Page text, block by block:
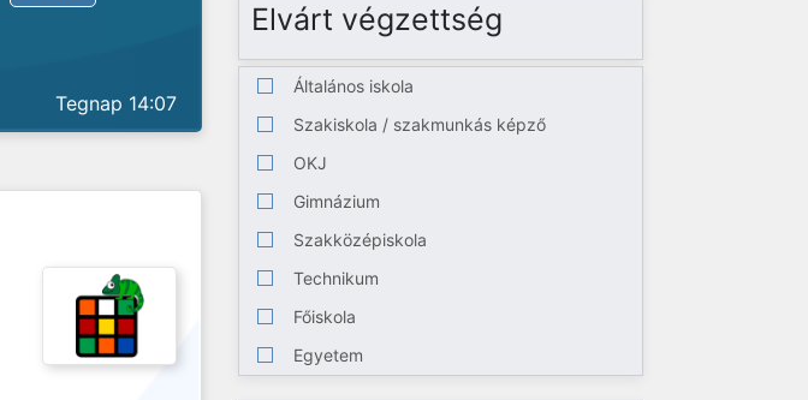
Tegnap 14:07
Elvárt végzettség
Általános iskola
Szakiskola / szakmunkás képző
OKJ
Gimnázium
Szakközépiskola
Technikum
Főiskola
Egyetem